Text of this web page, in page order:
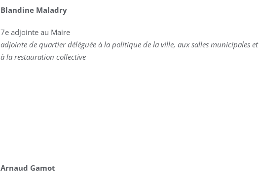
Blandine Maladry
7e adjointe au Maire
adjointe de quartier déléguée à la politique de la ville, aux salles municipales et
à la restauration collective
Arnaud Gamot